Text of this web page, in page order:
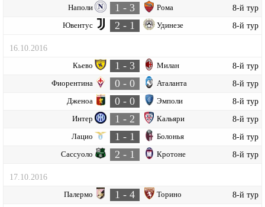
Наполи 1 - 3 Рома 8-й тур
Ювентус 2 - 1 Удинезе 8-й тур
16.10.2016
Кьево 1 - 3 Милан 8-й тур
Фиорентина 0 - 0 Аталанта 8-й тур
Дженоа 0 - 0 Эмполи 8-й тур
Интер 1 - 2 Кальяри 8-й тур
Лацио 1 - 1 Болонья 8-й тур
Сассуоло 2 - 1 Кротоне 8-й тур
17.10.2016
Палермо 1 - 4 Торино 8-й тур